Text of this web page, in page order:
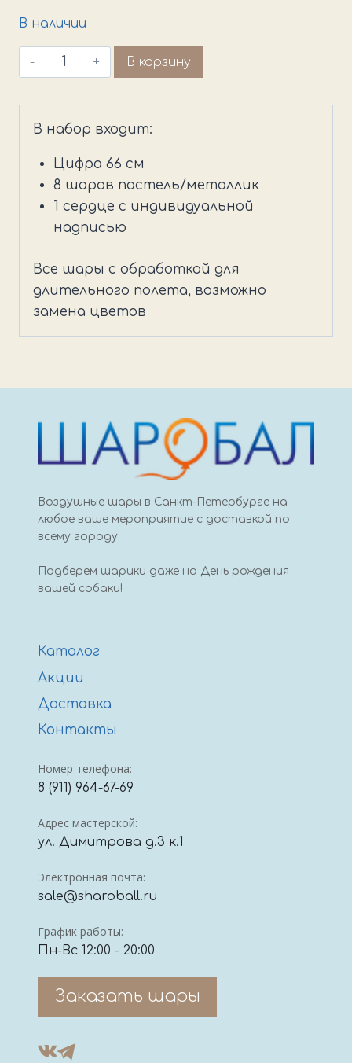
В наличии
Количество
товара
В корзину
В набор входит:
Цифра 66 см
8 шаров пастель/металлик
1 сердце с индивидуальной
надписью
Все шары с обработкой для
длительного полета, возможно
замена цветов
Воздушные шары в Санкт-Петербурге на
любое ваше мероприятие с доставкой по
всему городу.
Подберем шарики даже на День рождения
вашей собаки!
Каталог
Акции
Доставка
Контакты
Номер телефона:
8 (911) 964-67-69
Адрес мастерской:
ул. Димитрова д.3 к.1
Электронная почта:
sale@sharoball.ru
График работы:
Пн-Вс 12:00 - 20:00
Заказать шары